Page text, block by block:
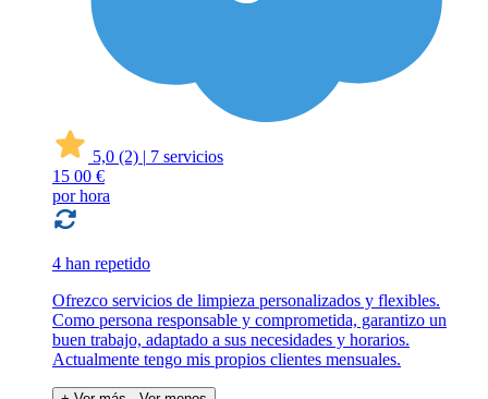
5,0 (2) | 7 servicios
15 00 €
por hora
4 han repetido
Ofrezco servicios de limpieza personalizados y flexibles.
Como persona responsable y comprometida, garantizo un
buen trabajo, adaptado a sus necesidades y horarios.
Actualmente tengo mis propios clientes mensuales.